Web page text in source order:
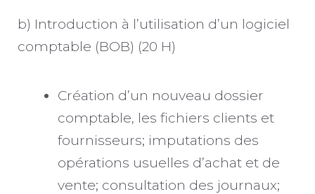
b) Introduction à l’utilisation d’un logiciel
comptable (BOB) (20 H)
Création d’un nouveau dossier
comptable, les fichiers clients et
fournisseurs; imputations des
opérations usuelles d’achat et de
vente; consultation des journaux;